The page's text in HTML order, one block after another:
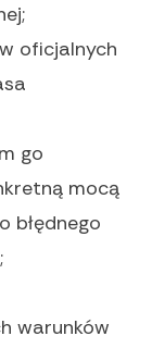
oficjalnych
go
mocą
błędnego
warunków